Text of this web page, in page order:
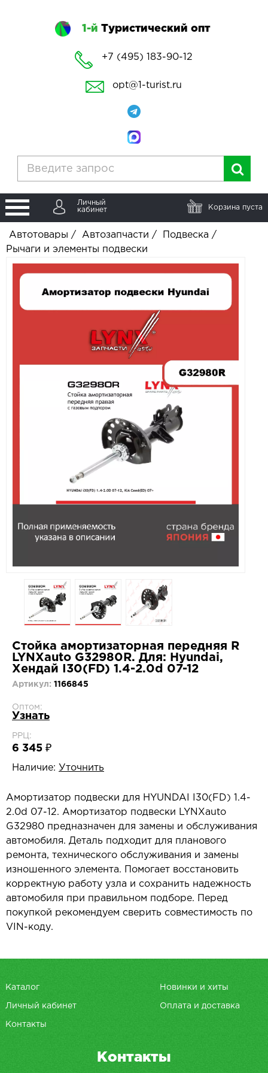
1-й Туристический опт
+7 (495) 183-90-12
opt@1-turist.ru
Личный
кабинет
Корзина пуста
Автотовары / Автозапчасти / Подвеска /
Рычаги и элементы подвески
Стойка амортизаторная передняя R
LYNXauto G32980R. Для: Hyundai,
Хендай I30(FD) 1.4-2.0d 07-12
Артикул: 1166845
Оптом:
Узнать
РРЦ:
6 345 ₽
Наличие: Уточнить
Амортизатор подвески для HYUNDAI I30(FD) 1.4-
2.0d 07-12. Амортизатор подвески LYNXauto
G32980 предназначен для замены и обслуживания
автомобиля. Деталь подходит для планового
ремонта, технического обслуживания и замены
изношенного элемента. Помогает восстановить
корректную работу узла и сохранить надежность
автомобиля при правильном подборе. Перед
покупкой рекомендуем сверить совместимость по
VIN-коду.
Каталог Новинки и хиты
Личный кабинет Оплата и доставка
Контакты
Контакты